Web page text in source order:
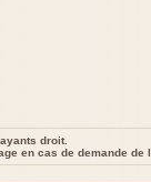
droit.
en cas de demande de